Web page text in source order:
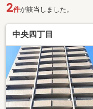
2件が該当しました。
中央四丁目